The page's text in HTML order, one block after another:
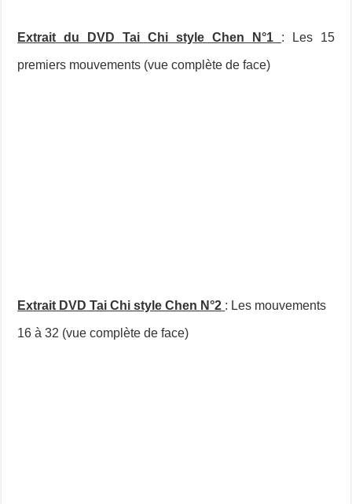
Extrait du DVD Tai Chi style Chen N°1 : Les 15
premiers mouvements (vue complète de face)
Extrait DVD Tai Chi style Chen N°2 : Les mouvements
16 à 32 (vue complète de face)